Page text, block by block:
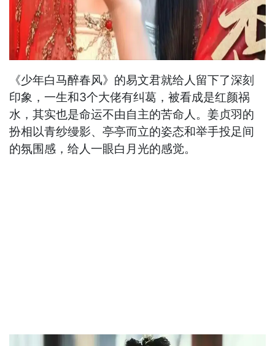
《少年白马醉春风》的易文君就给人留下了深刻
印象，一生和3个大佬有纠葛，被看成是红颜祸
水，其实也是命运不由自主的苦命人。姜贞羽的
扮相以青纱缦影、亭亭而立的姿态和举手投足间
的氛围感，给人一眼白月光的感觉。